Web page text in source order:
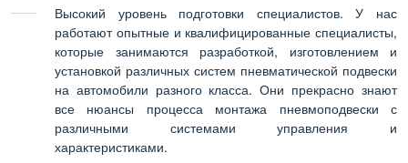
Высокий уровень подготовки специалистов. У нас
работают опытные и квалифицированные специалисты,
которые занимаются разработкой, изготовлением и
установкой различных систем пневматической подвески
на автомобили разного класса. Они прекрасно знают
все нюансы процесса монтажа пневмоподвески с
различными системами управления и
характеристиками.